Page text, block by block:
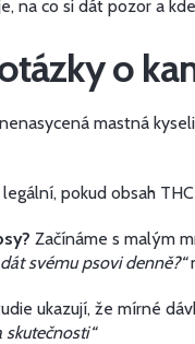
na co si dát pozor a
o
mastná
legální, pokud obsah
Začínáme s malým
svému psovi denně?“
ukazují, že mírné
skutečnosti“